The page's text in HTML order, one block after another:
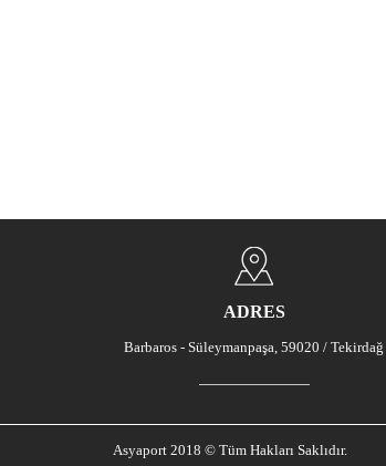
ADRES
Barbaros - Süleymanpaşa, 59020 / Tekirdağ
Asyaport 2018 © Tüm Hakları Saklıdır.